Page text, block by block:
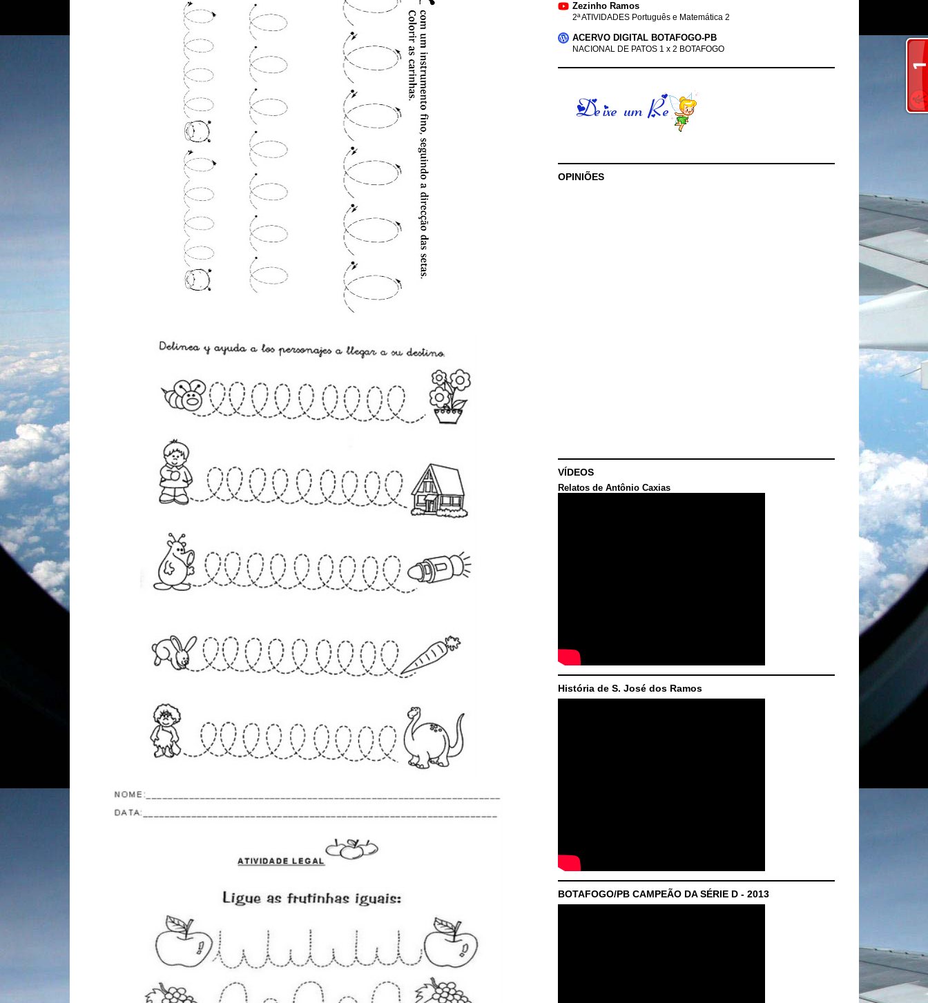
Zezinho Ramos
2ª ATIVIDADES Português e Matemática 2
ACERVO DIGITAL BOTAFOGO-PB
NACIONAL DE PATOS 1 x 2 BOTAFOGO
OPINIÕES
VÍDEOS
Relatos de Antônio Caxias
História de S. José dos Ramos
BOTAFOGO/PB CAMPEÃO DA SÉRIE D - 2013